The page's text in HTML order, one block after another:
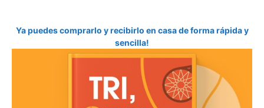
Ya puedes comprarlo y recibirlo en casa de forma rápida y
sencilla!